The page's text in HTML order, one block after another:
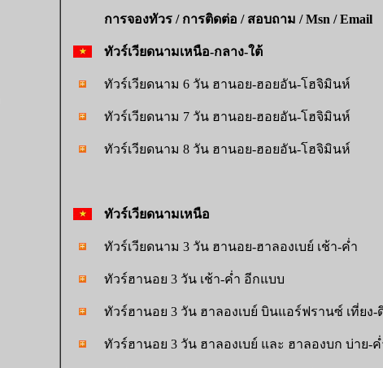
การจองทัวร / การติดต่อ / สอบถาม / Msn / Email
ทัวร์เวียดนามเหนือ-กลาง-ใต้
ทัวร์เวียดนาม 6 วัน ฮานอย-ฮอยอัน-โฮจิมินห์
ทัวร์เวียดนาม 7 วัน ฮานอย-ฮอยอัน-โฮจิมินห์
ทัวร์เวียดนาม 8 วัน ฮานอย-ฮอยอัน-โฮจิมินห์
ทัวร์เวียดนามเหนือ
ทัวร์เวียดนาม 3 วัน ฮานอย-ฮาลองเบย์ เช้า-ค่ำ
ทัวร์ฮานอย 3 วัน เช้า-ค่ำ อีกแบบ
ทัวร์ฮานอย 3 วัน ฮาลองเบย์ บินแอร์ฟรานซ์ เที่ยง-
ทัวร์ฮานอย 3 วัน ฮาลองเบย์ และ ฮาลองบก บ่าย-ค่